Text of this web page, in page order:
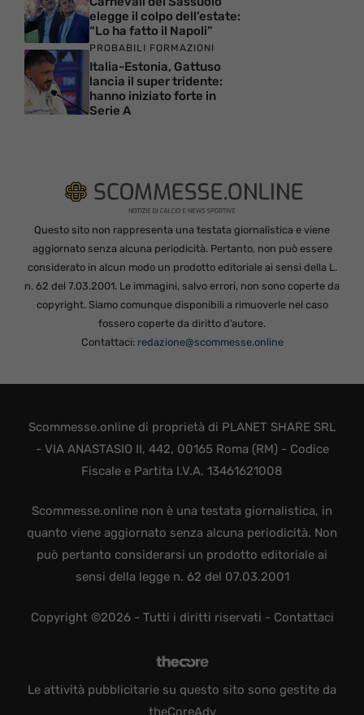
elegge il colpo dell’estate:
“Lo ha fatto il Napoli”
PROBABILI FORMAZIONI
Italia-Estonia, Gattuso
lancia il super tridente:
hanno iniziato forte in
Serie A
Questo sito non rappresenta una testata giornalistica e viene
aggiornato senza alcuna periodicità. Pertanto, non può essere
considerato in alcun modo un prodotto editoriale ai sensi della L.
n. 62 del 7.03.2001. Le immagini, salvo errori, non sono coperte da
copyright. Siamo comunque disponibili a rimuoverle nel caso
fossero coperte da diritto d’autore.
Contattaci: redazione@scommesse.online
Scommesse.online di proprietà di PLANET SHARE SRL
- VIA ANASTASIO II, 442, 00165 Roma (RM) - Codice
Fiscale e Partita I.V.A. 13461621008
Scommesse.online non è una testata giornalistica, in
quanto viene aggiornato senza alcuna periodicità. Non
può pertanto considerarsi un prodotto editoriale ai
sensi della legge n. 62 del 07.03.2001
Copyright ©2026 - Tutti i diritti riservati - Contattaci
Le attività pubblicitarie su questo sito sono gestite da
theCoreAdv